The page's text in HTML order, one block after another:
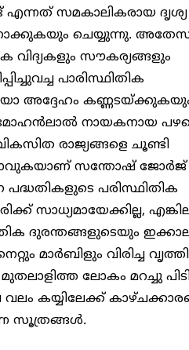
എന്നത് സമകാലികരായ ദൃശ്യ
ചെയ്യുന്നു.
വിദ്യകളും സൗകര്യങ്ങളും
പാരിസ്ഥിതിക
അദ്ദേഹം
മോഹൻലാൽ നായകനായ
രാജ്യങ്ങളെ ചൂണ്ടി
പോവുകയാണ് സന്തോഷ് ജോർജ്
പരിസ്ഥിതിക
സാധ്യമായേക്കില്ല,
ദുരന്തങ്ങളുടെയും
മാർബിളും വിരിച്ച
ലോകം മറച്ചു
കയ്യിലേക്ക്
സൂത്രങ്ങൾ.